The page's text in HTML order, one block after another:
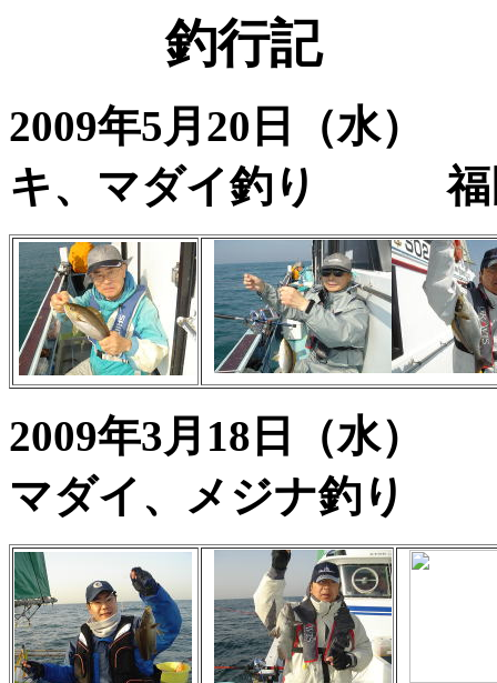
釣行記
2009年5月20日
キ、マダイ釣り
2009年3月18日（
マダイ、メジナ釣